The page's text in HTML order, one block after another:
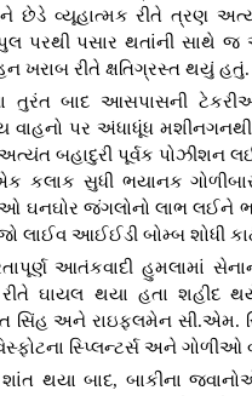
છેડે વ્યૂહાત્મક રીતે ત્રણ
પરથી પસાર થતાંની સાથે જ
ખરાબ રીતે ક્ષતિગ્રસ્ત થયું હતું.
તુરંત બાદ આસપાસની
વાહનો પર અંધાધૂંધ
બહાદુરી પૂર્વક પોઝીશન
સુધી ભયાનક ગોળીબાર
જંગલોનો લાભ લઈને
લાઈવ આઈઈડી બોમ્બ શોધી
આતંકવાદી હુમલામાં
ઘાયલ થયા હતા શહીદ
અને રાઇફલમેન સી.એમ.
સ્પ્લિન્ટર્સ અને
શાંત થયા બાદ, બાકીના